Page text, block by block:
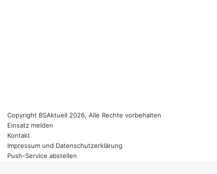
Copyright BSAktuell 2026, Alle Rechte vorbehalten
Einsatz melden
Kontakt
Impressum und Datenschutzerklärung
Push-Service abstellen